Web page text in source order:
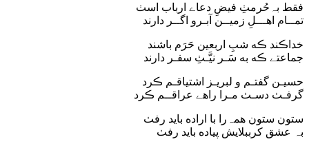
فقط بہ‌حُرمٺِ فیضِ دعاے ارباب اسٺ
تمــام اهـــلِ زمیــن آبـرو اگــر دارند
خداڪند ڪه شبِ اربعین حَرَم باشند
جماعتے ڪه به سَـر نیَّـٺِ سفـر دارند
حسیـن گفتـم و لبریـز اشتیاقـم ڪرد
گرفـٺ دسـٺ مـرا راهے عراقــم ڪرد
ستون ستون همہ‌را با اراده باید رفٺ
بہ عشق کرببلایش پیاده باید رفٺ